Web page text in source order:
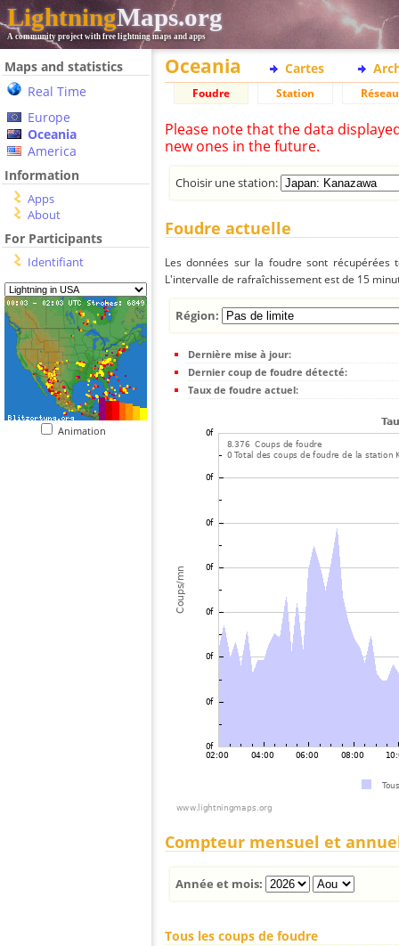
LightningMaps.org
A community project with free lightning maps and apps
Maps and statistics
Real Time
Europe
Oceania
America
Information
Apps
About
For Participants
Identifiant
Animation
Oceania Cartes
Foudre Station Réseau
Please note that the data
new ones in the future.
Choisir une station:
Foudre actuelle
Les données sur la foudre sont
L'intervalle de rafraîchissement est de 15
Région:
Dernière mise à jour:
Dernier coup de foudre détecté:
Taux de foudre actuel:
Compteur mensuel et
Année et mois:
Tous les coups de foudre